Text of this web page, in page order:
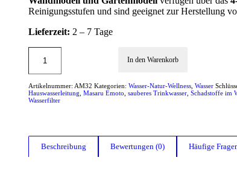
Reinigungsstufen und sind geeignet zur Herstellung
Lieferzeit: 2 – 7 Tage
In den Warenkorb
Artikelnummer: AM32 Kategorien:Wasser-Natur-Wellness ,Wasser
Hauswasserleitung ,Masaru Emoto ,sauberes Trinkwasser ,Schadstoffe im
Wasserfilter
Beschreibung Bewertungen (0) Häufige